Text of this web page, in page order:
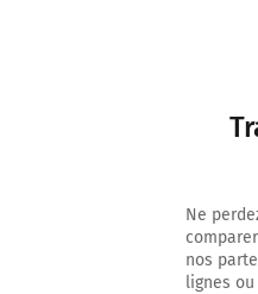
Ne
nos
lignes